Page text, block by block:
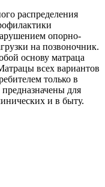
распределения
опорно-
на позвоночник.
основу матраца
всех вариантов
только в
для
и в быту.